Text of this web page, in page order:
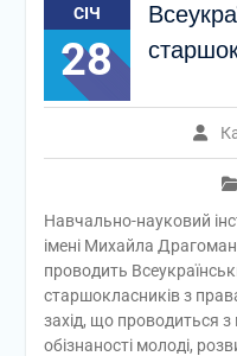
СІЧ
28
Навчально-науковий
імені Михайла
проводить
старшокласників з
захід, що проводиться
обізнаності молоді,